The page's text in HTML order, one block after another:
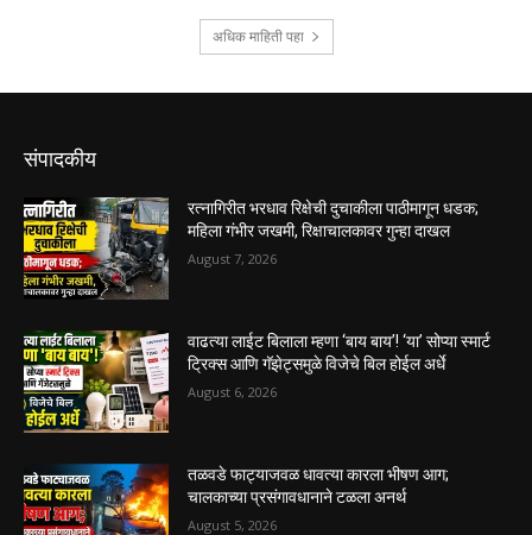
संपादकीय
रत्नागिरीत भरधाव रिक्षेची दुचाकीला पाठीमागून धडक;
महिला गंभीर जखमी, रिक्षाचालकावर गुन्हा दाखल
August 7, 2026
वाढत्या लाईट बिलाला म्हणा ‘बाय बाय’! ‘या’ सोप्या स्मार्ट
ट्रिक्स आणि गॅझेट्समुळे विजेचे बिल होईल अर्धे
August 6, 2026
तळवडे फाट्याजवळ धावत्या कारला भीषण आग;
चालकाच्या प्रसंगावधानाने टळला अनर्थ
August 5, 2026